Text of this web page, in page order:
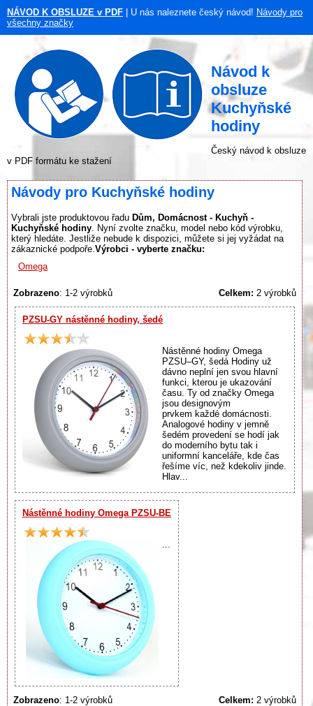
NÁVOD K OBSLUZE v PDF | U nás naleznete český návod! Návody pro
všechny značky
Návod k
obsluze
Kuchyňské
hodiny
Český návod k obsluze
v PDF formátu ke stažení
Návody pro Kuchyňské hodiny
Vybrali jste produktovou řadu Dům, Domácnost - Kuchyň -
Kuchyňské hodiny . Nyní zvolte značku, model nebo kód výrobku,
který hledáte. Jestliže nebude k dispozici, můžete si jej vyžádat na
zákaznické podpoře. Výrobci - vyberte značku:
Omega
Zobrazeno: 1-2 výrobků Celkem: 2 výrobků
PZSU-GY nástěnné hodiny, šedé
Nástěnné hodiny Omega
PZSU–GY, šedá Hodiny už
dávno neplní jen svou hlavní
funkci, kterou je ukazování
času. Ty od značky Omega
jsou designovým
prvkem každé domácnosti.
Analogové hodiny v jemně
šedém provedení se hodí jak
do moderního bytu tak i
uniformní kanceláře, kde čas
řešíme víc, než kdekoliv jinde.
Hlav...
Nástěnné hodiny Omega PZSU-BE
Zobrazeno: 1-2 výrobků Celkem: 2 výrobků